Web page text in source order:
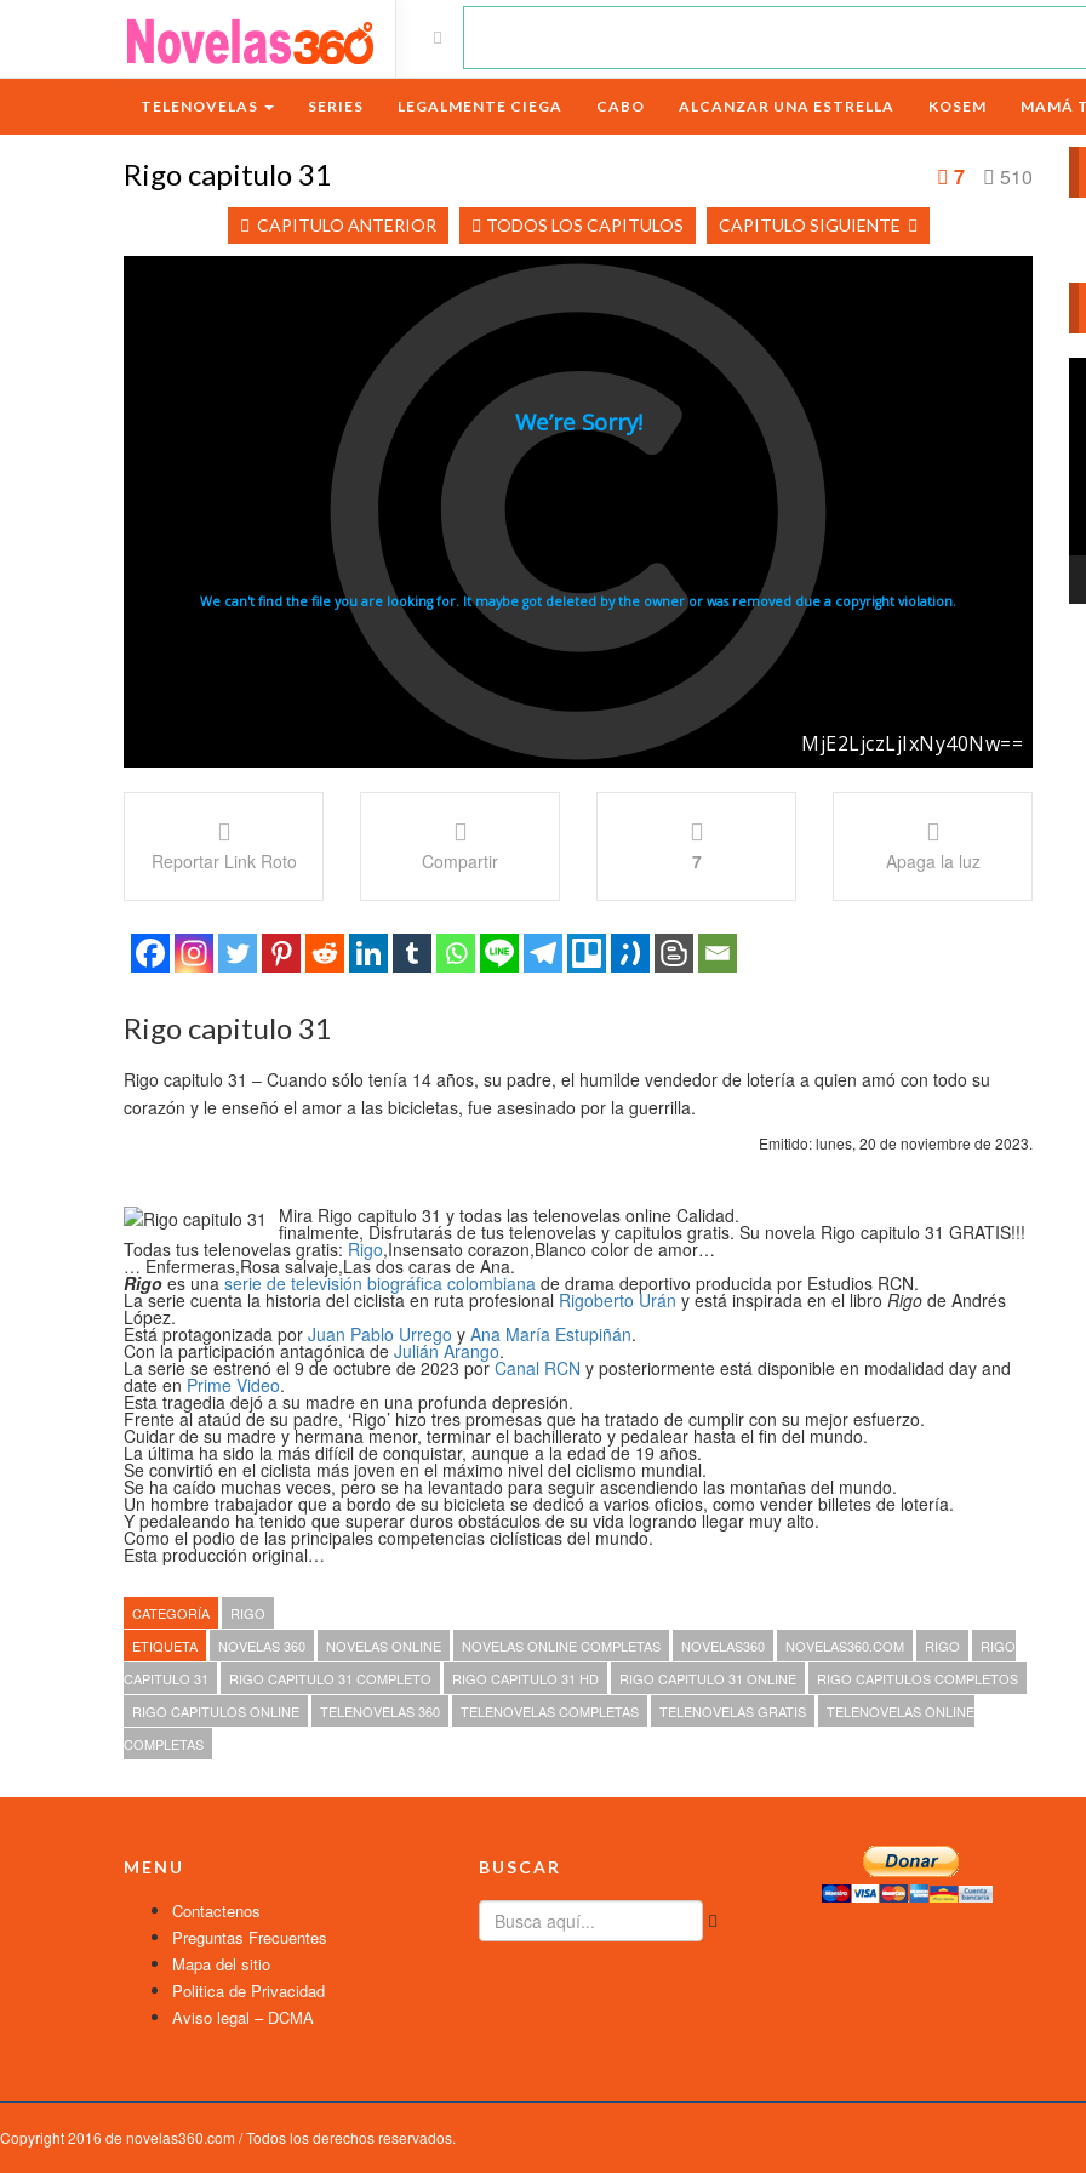
TELENOVELAS SERIES LEGALMENTE CIEGA CABO ALCANZAR UNA ESTRELLA KOSEM MAMÁ
Rigo capitulo 31 510
7
CAPITULO ANTERIOR TODOS LOS CAPITULOS CAPITULO SIGUIENTE
Reportar Link Roto Compartir 7 Apaga la luz
Rigo capitulo 31
Rigo capitulo 31 – Cuando sólo tenía 14 años, su padre, el humilde vendedor de lotería a quien amó con todo su
corazón y le enseñó el amor a las bicicletas, fue asesinado por la guerrilla.
Emitido: lunes, 20 de noviembre de 2023.
Mira Rigo capitulo 31 y todas las telenovelas online Calidad.
finalmente, Disfrutarás de tus telenovelas y capitulos gratis. Su novela Rigo capitulo 31 GRATIS!!!
Todas tus telenovelas gratis: Rigo,Insensato corazon,Blanco color de amor…
… Enfermeras,Rosa salvaje,Las dos caras de Ana.
Rigo es una serie de televisión biográfica colombiana de drama deportivo producida por Estudios RCN.
La serie cuenta la historia del ciclista en ruta profesional Rigoberto Urán y está inspirada en el libro Rigo de Andrés
López.
Está protagonizada por Juan Pablo Urrego y Ana María Estupiñán.
Con la participación antagónica de Julián Arango.
La serie se estrenó el 9 de octubre de 2023 por Canal RCN y posteriormente está disponible en modalidad day and
date en Prime Video.
Esta tragedia dejó a su madre en una profunda depresión.
Frente al ataúd de su padre, ‘Rigo’ hizo tres promesas que ha tratado de cumplir con su mejor esfuerzo.
Cuidar de su madre y hermana menor, terminar el bachillerato y pedalear hasta el fin del mundo.
La última ha sido la más difícil de conquistar, aunque a la edad de 19 años.
Se convirtió en el ciclista más joven en el máximo nivel del ciclismo mundial.
Se ha caído muchas veces, pero se ha levantado para seguir ascendiendo las montañas del mundo.
Un hombre trabajador que a bordo de su bicicleta se dedicó a varios oficios, como vender billetes de lotería.
Y pedaleando ha tenido que superar duros obstáculos de su vida logrando llegar muy alto.
Como el podio de las principales competencias ciclísticas del mundo.
Esta producción original…
CATEGORÍA
RIGO
ETIQUETA
NOVELAS 360 NOVELAS ONLINE NOVELAS ONLINE COMPLETAS NOVELAS360 NOVELAS360.COM RIGO
RIGO
CAPITULO 31
RIGO CAPITULO 31 COMPLETO RIGO CAPITULO 31 HD RIGO CAPITULO 31 ONLINE
RIGO CAPITULOS COMPLETOS
RIGO CAPITULOS ONLINE
TELENOVELAS 360 TELENOVELAS COMPLETAS TELENOVELAS GRATIS
TELENOVELAS ONLINE
COMPLETAS
MENU
Contactenos
Preguntas Frecuentes
Mapa del sitio
Politica de Privacidad
Aviso legal – DCMA
BUSCAR
Copyright 2016 de novelas360.com / Todos los derechos reservados.